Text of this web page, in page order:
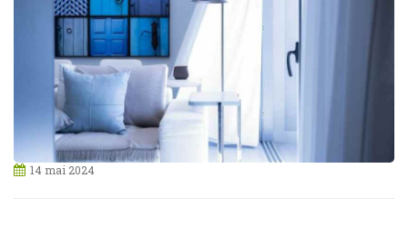
14 mai 2024